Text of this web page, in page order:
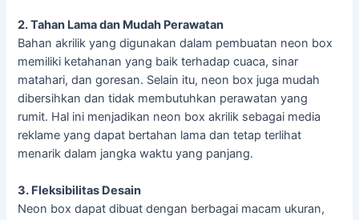
2. Tahan Lama dan Mudah Perawatan
Bahan akrilik yang digunakan dalam pembuatan neon box
memiliki ketahanan yang baik terhadap cuaca, sinar
matahari, dan goresan. Selain itu, neon box juga mudah
dibersihkan dan tidak membutuhkan perawatan yang
rumit. Hal ini menjadikan neon box akrilik sebagai media
reklame yang dapat bertahan lama dan tetap terlihat
menarik dalam jangka waktu yang panjang.
3. Fleksibilitas Desain
Neon box dapat dibuat dengan berbagai macam ukuran,